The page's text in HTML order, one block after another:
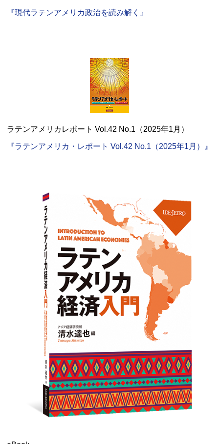
『現代ラテンアメリカ政治を読み解く』
ラテンアメリカレポート Vol.42 No.1（2025年1月）
『ラテンアメリカ・レポート Vol.42 No.1（2025年1月）』